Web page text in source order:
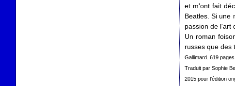
et m'ont fait
Beatles. Si une
passion de l'art
Un roman
russes que des
Gallimard. 619 pages.
Traduit par Sophie
2015 pour l'édition